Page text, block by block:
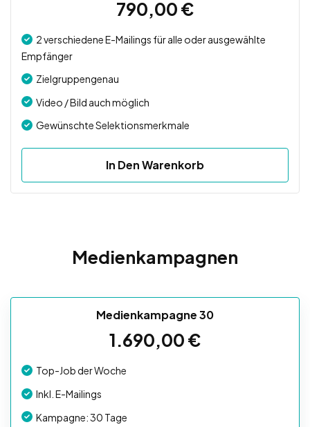
790,00€
2 verschiedene E-Mailings für alle oder ausgewählte
Empfänger
Zielgruppengenau
Video / Bild auch möglich
Gewünschte Selektionsmerkmale
In Den Warenkorb
Medienkampagnen
Medienkampagne 30
1.690,00€
Top-Job der Woche
Inkl. E-Mailings
Kampagne: 30 Tage